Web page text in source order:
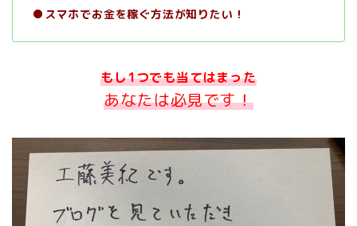
●スマホでお金を稼ぐ方法が知りたい！
もし1つでも当てはまった
あなたは必見です！